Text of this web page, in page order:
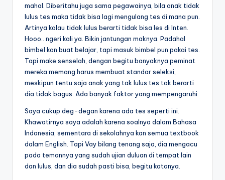
mahal. Diberitahu juga sama pegawainya, bila anak tidak
lulus tes maka tidak bisa lagi mengulang tes di mana pun.
Artinya kalau tidak lulus berarti tidak bisa les di Inten.
Hooo.. ngeri kali ya. Bikin jantungan maknya. Padahal
bimbel kan buat belajar, tapi masuk bimbel pun pakai tes.
Tapi make senselah, dengan begitu banyaknya peminat
mereka memang harus membuat standar seleksi,
meskipun tentu saja anak yang tak lulus tes tak berarti
dia tidak bagus. Ada banyak faktor yang mempengaruhi.
Saya cukup deg-degan karena ada tes seperti ini.
Khawatirnya saya adalah karena soalnya dalam Bahasa
Indonesia, sementara di sekolahnya kan semua textbook
dalam English. Tapi Vay bilang tenang saja, dia mengacu
pada temannya yang sudah ujian duluan di tempat lain
dan lulus, dan dia sudah pasti bisa, begitu katanya.